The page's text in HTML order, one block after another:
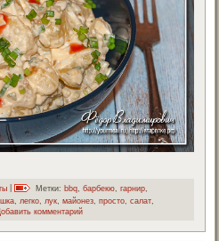
Метки: bbq ,барбекю ,гарнир
,легко,лук,майонез,просто,салат,
комментарий